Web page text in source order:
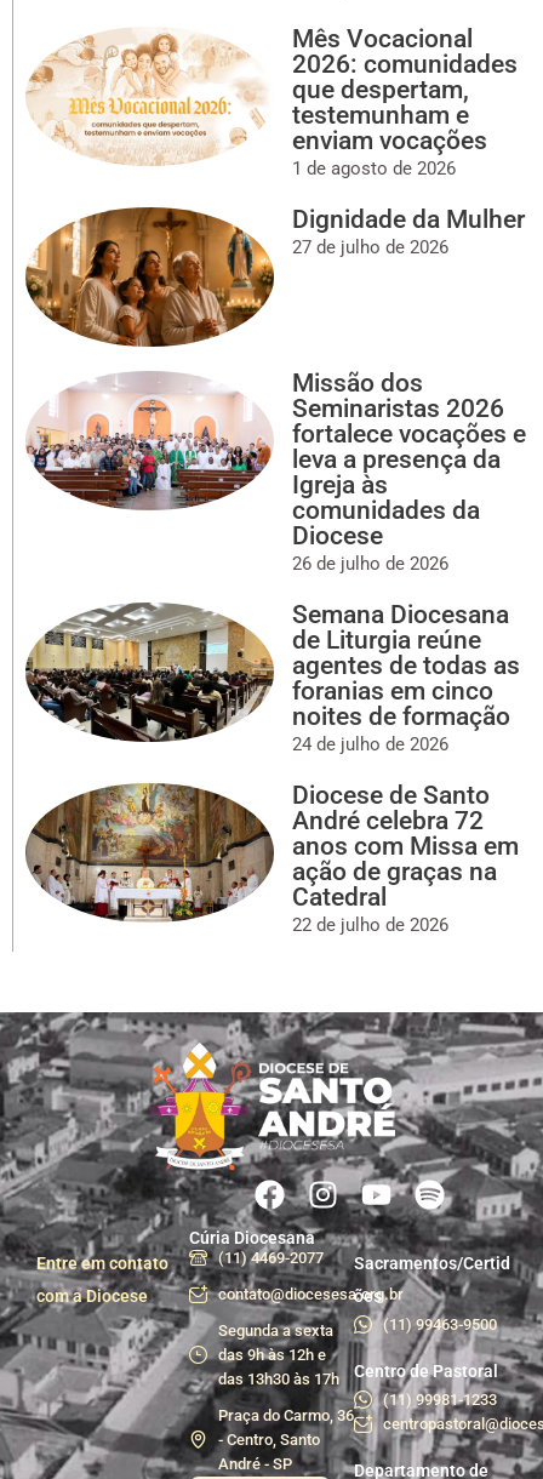
Mês Vocacional
2026: comunidades
que despertam,
testemunham e
enviam vocações
1 de agosto de 2026
Dignidade da Mulher
27 de julho de 2026
Missão dos
Seminaristas 2026
fortalece vocações e
leva a presença da
Igreja às
comunidades da
Diocese
26 de julho de 2026
Semana Diocesana
de Liturgia reúne
agentes de todas as
foranias em cinco
noites de formação
24 de julho de 2026
Diocese de Santo
André celebra 72
anos com Missa em
ação de graças na
Catedral
22 de julho de 2026
Entre em contato
com a Diocese
Cúria Diocesana
(11) 4469-2077
contato@diocesesa.org.br
Segunda a sexta
das 9h às 12h e
das 13h30 às 17h
Praça do Carmo, 36
- Centro, Santo
André - SP
Sacramentos/Certid
ões
(11) 99463-9500
Centro de Pastoral
(11) 99981-1233
Departamento de